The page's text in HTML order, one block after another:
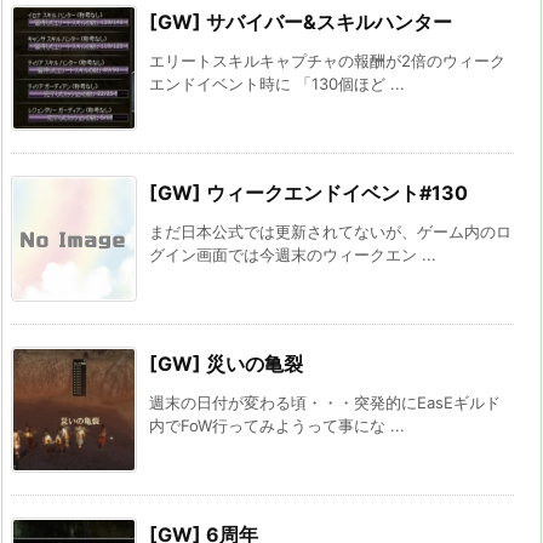
[GW] サバイバー&スキルハンター
エリートスキルキャプチャの報酬が2倍のウィーク
エンドイベント時に 「130個ほど ...
[GW] ウィークエンドイベント#130
まだ日本公式では更新されてないが、ゲーム内のロ
グイン画面では今週末のウィークエン ...
[GW] 災いの亀裂
週末の日付が変わる頃・・・突発的にEasEギルド
内でFoW行ってみようって事にな ...
[GW] 6周年